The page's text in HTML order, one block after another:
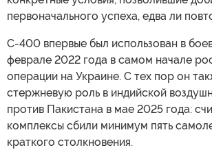
первоначального успеха, едва ли
С-400 впервые был использован в
феврале 2022 года в самом начале
операции на Украине. С тех пор он
стержневую роль в индийской
против Пакистана в мае 2025 года:
комплексы сбили минимум пять
краткого столкновения.